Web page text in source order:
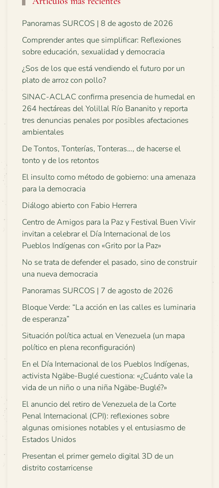
Panoramas SURCOS | 8 de agosto de 2026
Comprender antes que simplificar: Reflexiones
sobre educación, sexualidad y democracia
¿Sos de los que está vendiendo el futuro por un
plato de arroz con pollo?
SINAC-ACLAC confirma presencia de humedal en
264 hectáreas del Yolillal Río Bananito y reporta
tres denuncias penales por posibles afectaciones
ambientales
De Tontos, Tonterías, Tonteras…, de hacerse el
tonto y de los retontos
El insulto como método de gobierno: una amenaza
para la democracia
Diálogo abierto con Fabio Herrera
Centro de Amigos para la Paz y Festival Buen Vivir
invitan a celebrar el Día Internacional de los
Pueblos Indígenas con «Grito por la Paz»
No se trata de defender el pasado, sino de construir
una nueva democracia
Panoramas SURCOS | 7 de agosto de 2026
Bloque Verde: “La acción en las calles es luminaria
de esperanza”
Situación política actual en Venezuela (un mapa
político en plena reconfiguración)
En el Día Internacional de los Pueblos Indígenas,
activista Ngäbe-Buglé cuestiona: «¿Cuánto vale la
vida de un niño o una niña Ngäbe-Buglé?»
El anuncio del retiro de Venezuela de la Corte
Penal Internacional (CPI): reflexiones sobre
algunas omisiones notables y el entusiasmo de
Estados Unidos
Presentan el primer gemelo digital 3D de un
distrito costarricense